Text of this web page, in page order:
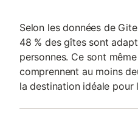
Selon les données de
48 % des gîtes sont
personnes. Ce sont
comprennent au moins
la destination idéale pour